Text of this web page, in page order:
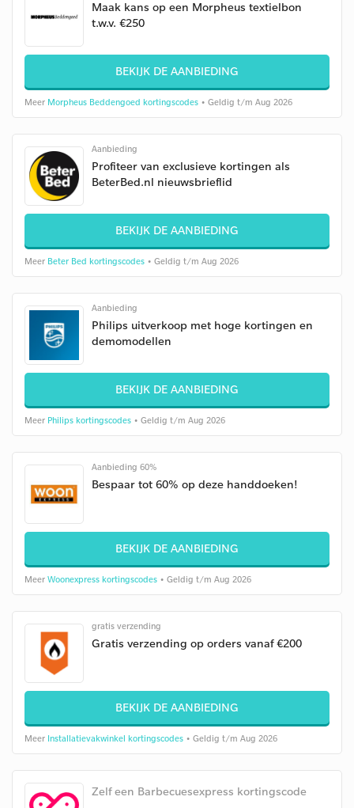
Maak kans op een Morpheus textielbon
t.w.v. €250
BEKIJK DE AANBIEDING
Meer Morpheus Beddengoed kortingscodes • Geldig t/m Aug 2026
Aanbieding
Profiteer van exclusieve kortingen als
BeterBed.nl nieuwsbrieflid
BEKIJK DE AANBIEDING
Meer Beter Bed kortingscodes • Geldig t/m Aug 2026
Aanbieding
Philips uitverkoop met hoge kortingen en
demomodellen
BEKIJK DE AANBIEDING
Meer Philips kortingscodes • Geldig t/m Aug 2026
Aanbieding 60%
Bespaar tot 60% op deze handdoeken!
BEKIJK DE AANBIEDING
Meer Woonexpress kortingscodes • Geldig t/m Aug 2026
gratis verzending
Gratis verzending op orders vanaf €200
BEKIJK DE AANBIEDING
Meer Installatievakwinkel kortingscodes • Geldig t/m Aug 2026
Zelf een Barbecuesexpress kortingscode